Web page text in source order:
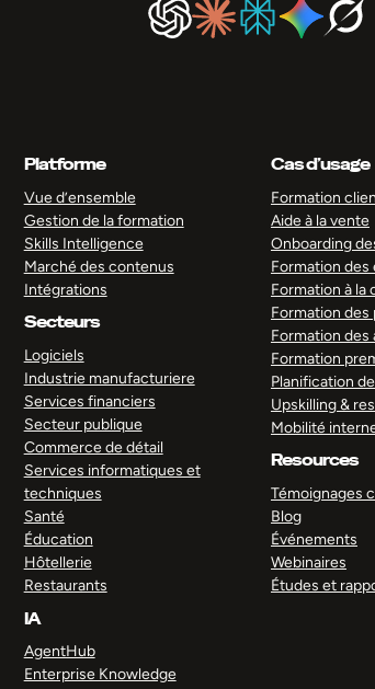
Platforme
Vue d’ensemble
Gestion de la formation
Skills Intelligence
Marché des contenus
Intégrations
Secteurs
Logiciels
Industrie manufacturiere
Services financiers
Secteur publique
Commerce de détail
Services informatiques et
techniques
Santé
Éducation
Hôtellerie
Restaurants
IA
AgentHub
Enterprise Knowledge
Cas d’usage
Formation
Aide à la vente
Onboarding
Formation des
Formation à la
Formation des
Formation des
Formation
Planification
Upskilling &
Mobilité
Resources
Témoignages
Blog
Événements
Webinaires
Études et